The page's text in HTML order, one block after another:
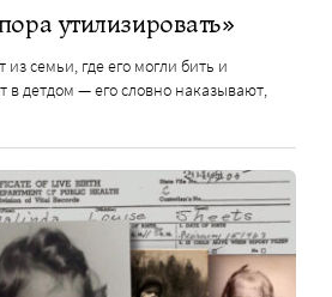
утилизировать»
семьи, где его могли бить и
в детдом — его словно наказывают,